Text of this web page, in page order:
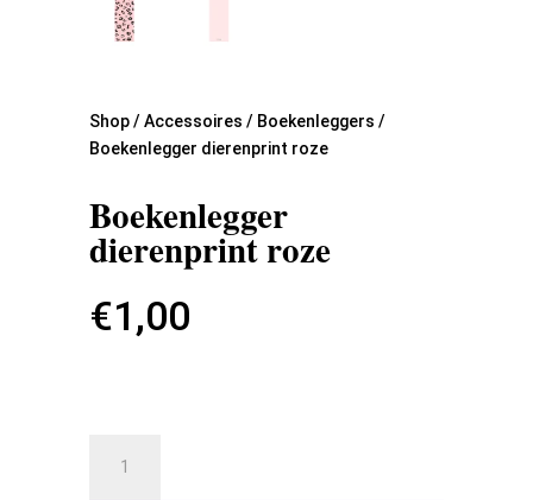
Shop/ Accessoires / Boekenleggers /
Boekenlegger dierenprint roze
Boekenlegger
dierenprint roze
€1,00
dierenprint